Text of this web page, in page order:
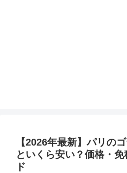
【2026年最新】パリの
といくら安い？価格・
ド